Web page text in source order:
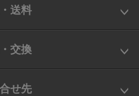
送料
交換
せ先